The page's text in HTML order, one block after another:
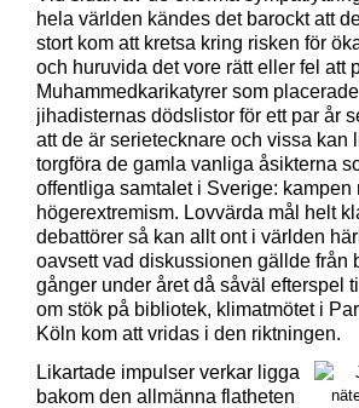
hela världen kändes det barockt att
stort kom att kretsa kring risken för
och huruvida det vore rätt eller fel att
Muhammedkarikatyrer som
jihadisternas dödslistor för ett par år
att de är serietecknare och vissa kan
torgföra de gamla vanliga åsikterna
offentliga samtalet i Sverige:
högerextremism. Lovvärda mål helt
debattörer så kan allt ont i världen
oavsett vad diskussionen gällde från
gånger under året då såväl efterspel
om stök på bibliotek, klimatmötet i
Köln kom att vridas i den riktningen.
Likartade impulser verkar ligga
bakom den allmänna flatheten